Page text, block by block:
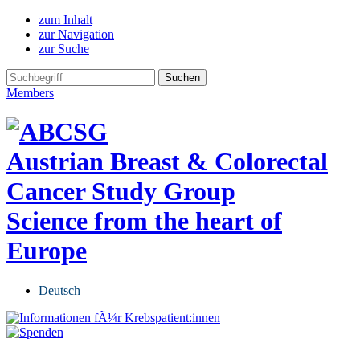
zum Inhalt
zur Navigation
zur Suche
Members
Austrian Breast & Colorectal
Cancer Study Group
Science from the heart of
Europe
Deutsch